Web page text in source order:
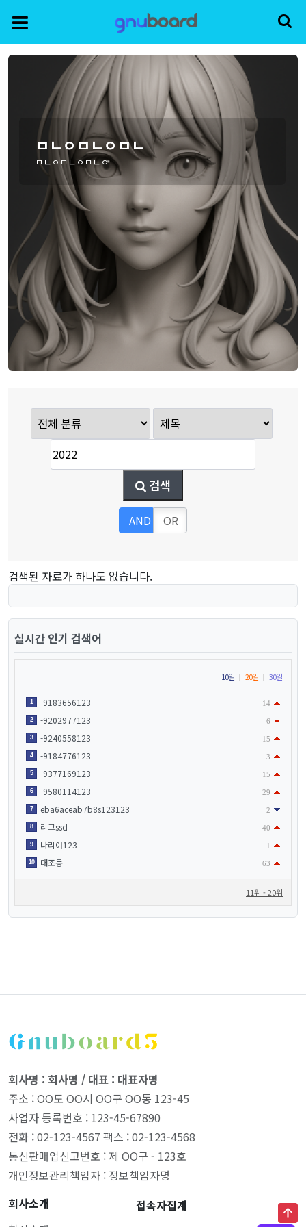
ㅁㄴㅇㅁㄴㅇㅁㄴ
ㅁㄴㅇㅁㄴㅇㅁㄴㅇ
검색
AND OR
검색된 자료가 하나도 없습니다.
실시간 인기 검색어
10일 20일 30일
1 -9183656123 14
2 -9202977123 6
3 -9240558123 15
4 -9184776123 3
5 -9377169123 15
6 -9580114123 29
7 eba6aceab7b8s123123 2
8 리그ssd 40
9 나리야123 1
10 대조동 63
11위 - 20위
회사명 : 회사명 / 대표 : 대표자명
주소 : OO도 OO시 OO구 OO동 123-45
사업자 등록번호 : 123-45-67890
전화 : 02-123-4567 팩스 : 02-123-4568
통신판매업신고번호 : 제 OO구 - 123호
개인정보관리책임자 : 정보책임자명
회사소개
접속자집계